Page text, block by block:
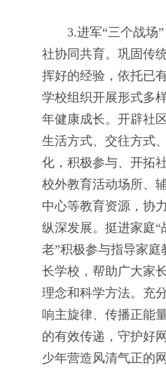
3.进军“三个战场”
社协同共育。巩固传
挥好的经验，依托已
学校组织开展形式多
年健康成长。开辟社
生活方式、交往方式
化，积极参与、开拓
校外教育活动场所、
中心等教育资源，协
纵深发展。挺进家庭“
老”积极参与指导家庭
长学校，帮助广大家
理念和科学方法。充
响主旋律、传播正能
的有效传递，守护好
少年营造风清气正的